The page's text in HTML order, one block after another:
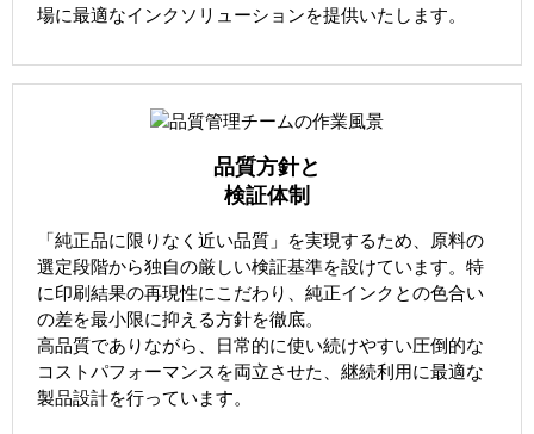
場に最適なインクソリューションを提供いたします。
品質方針と
検証体制
「純正品に限りなく近い品質」を実現するため、原料の
選定段階から独自の厳しい検証基準を設けています。特
に印刷結果の再現性にこだわり、純正インクとの色合い
の差を最小限に抑える方針を徹底。
高品質でありながら、日常的に使い続けやすい圧倒的な
コストパフォーマンスを両立させた、継続利用に最適な
製品設計を行っています。